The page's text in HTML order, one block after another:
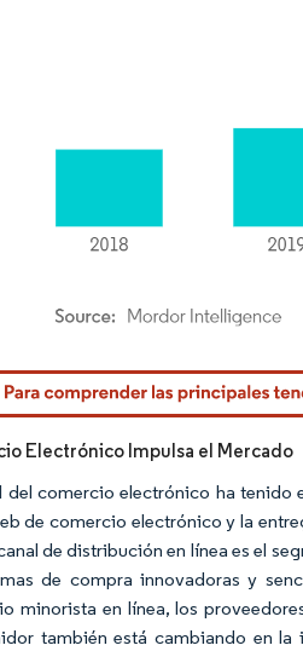
Intelligence. El uso requiere atribución
Electrónico Impulsa el Mercado
del comercio electrónico ha tenido
de comercio electrónico y la
de distribución en línea es el
de compra innovadoras y
minorista en línea, los
también está cambiando en